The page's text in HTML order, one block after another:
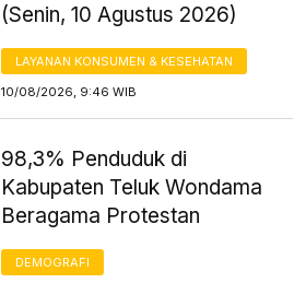
(Senin, 10 Agustus 2026)
LAYANAN KONSUMEN & KESEHATAN
10/08/2026, 9:46 WIB
98,3% Penduduk di
Kabupaten Teluk Wondama
Beragama Protestan
DEMOGRAFI